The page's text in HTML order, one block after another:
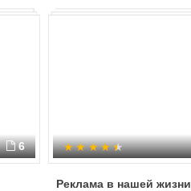
6
Реклама в нашей жизни